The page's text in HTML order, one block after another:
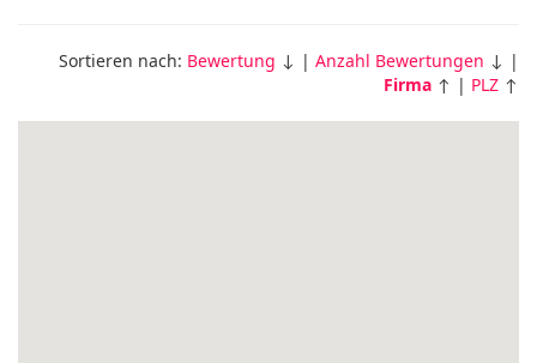
Sortieren nach: Bewertung ↓ | Anzahl Bewertungen ↓ |
Firma ↑ | PLZ ↑